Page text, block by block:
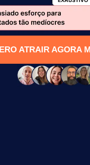
ATRAIR AGORA